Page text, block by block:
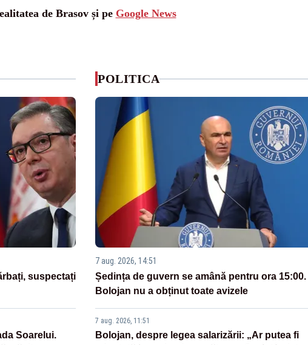
de Brasov și pe Google News
suspectați
Soarelui.
POLITICA
7 aug. 2026, 14:51
Ședința de guvern se amână pentru ora 15:00.
Bolojan nu a obținut toate avizele
7 aug. 2026, 11:51
Bolojan, despre legea salarizării: „Ar putea fi